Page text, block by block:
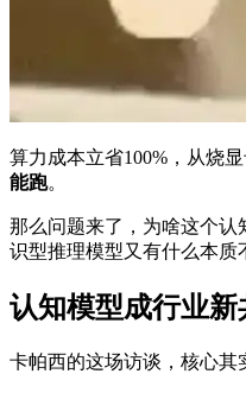
算力成本立省100%，从烧
能跑。
那么问题来了，为啥这个认
识型推理模型又有什么本质
认知模型成行业新
卡帕西的这场访谈，核心其